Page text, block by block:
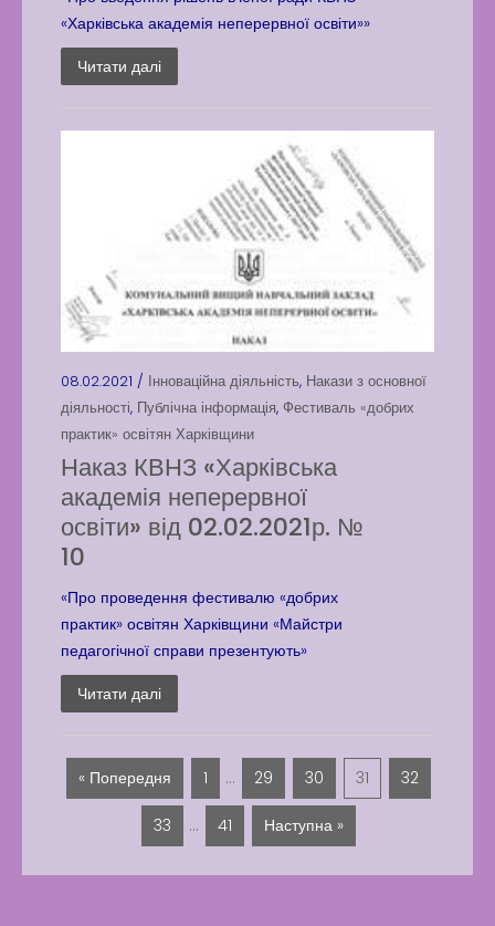
«Харківська академія неперервної освіти»»
Читати далі
08.02.2021 / Інноваційна діяльність, Накази з основної
діяльності, Публічна інформація, Фестиваль «добрих
практик» освітян Харківщини
Наказ КВНЗ «Харківська
академія неперервної
освіти» від 02.02.2021р. №
10
«Про проведення фестивалю «добрих
практик» освітян Харківщини «Майстри
педагогічної справи презентують»
Читати далі
« Попередня 1 … 29 30 31 32
33 … 41 Наступна »